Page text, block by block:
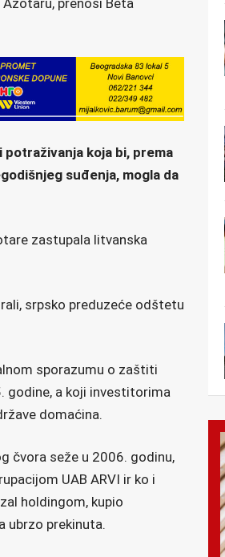
Azotaru, prenosi Beta
koja bi, prema
suđenja, mogla da
zastupala litvanska
srpsko preduzeće odštetu
sporazumu o zaštiti
godine, a koji investitorima
domaćina.
čvora seže u 2006. godinu,
UAB ARVI ir ko i
holdingom, kupio
ubrzo prekinuta.